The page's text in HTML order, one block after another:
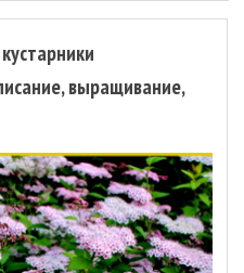
выращивание,